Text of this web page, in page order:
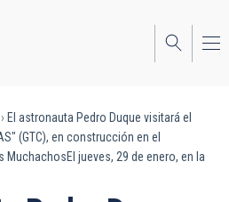
El astronauta Pedro Duque visitará el
(GTC), en construcción en el
MuchachosEl jueves, 29 de enero, en la